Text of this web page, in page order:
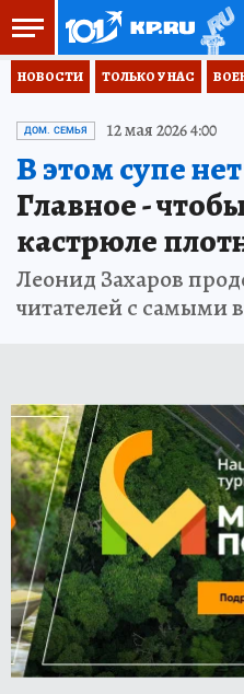
НОВОСТИ ТОЛЬКО У НАС
ДОМ. СЕМЬЯ 12 мая 2026 4:00
В этом супе
Главное -
кастрюле
Леонид Захаров
читателей с